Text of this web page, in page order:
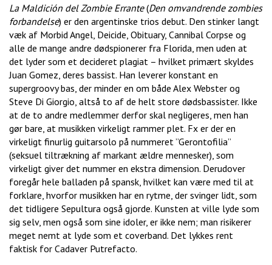
La Maldición del Zombie Errante(Den omvandrende zombies
forbandelse) er den argentinske trios debut. Den stinker langt
væk af Morbid Angel, Deicide, Obituary, Cannibal Corpse og
alle de mange andre dødspionerer fra Florida, men uden at
det lyder som et decideret plagiat – hvilket primært skyldes
Juan Gomez, deres bassist. Han leverer konstant en
supergroovy bas, der minder en om både Alex Webster og
Steve Di Giorgio, altså to af de helt store dødsbassister. Ikke
at de to andre medlemmer derfor skal negligeres, men han
gør bare, at musikken virkeligt rammer plet. Fx er der en
virkeligt finurlig guitarsolo på nummeret ”Gerontofilia”
(seksuel tiltrækning af markant ældre mennesker), som
virkeligt giver det nummer en ekstra dimension. Derudover
foregår hele balladen på spansk, hvilket kan være med til at
forklare, hvorfor musikken har en rytme, der svinger lidt, som
det tidligere Sepultura også gjorde. Kunsten at ville lyde som
sig selv, men også som sine idoler, er ikke nem; man risikerer
meget nemt at lyde som et coverband. Det lykkes rent
faktisk for Cadaver Putrefacto.